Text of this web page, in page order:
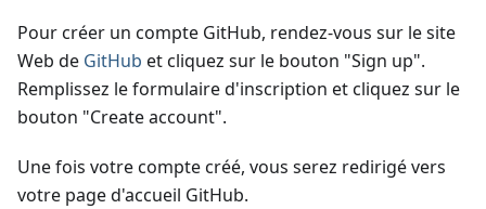
Pour créer un compte GitHub, rendez-vous sur le site
Web de GitHub et cliquez sur le bouton "Sign up".
Remplissez le formulaire d'inscription et cliquez sur le
bouton "Create account".
Une fois votre compte créé, vous serez redirigé vers
votre page d'accueil GitHub.